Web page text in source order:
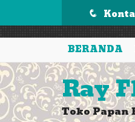
q
BERANDA
Ray
Toko Papan